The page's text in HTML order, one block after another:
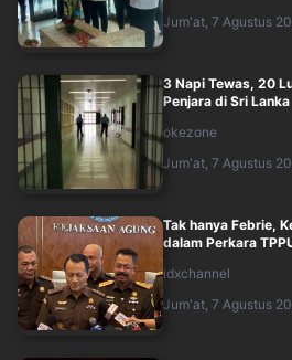
Jum'at, 7 Agustus
3 Napi Tewas, 20
Penjara di Sri Lanka
okezone
Jum'at, 7 Agustus
Tak hanya Febrie,
dalam Perkara
idxchannel
Jum'at, 7 Agustus